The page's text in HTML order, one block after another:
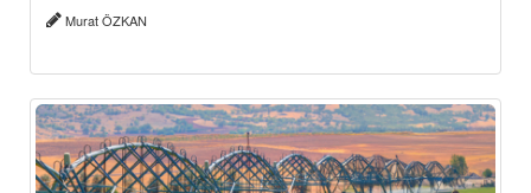
Murat ÖZKAN